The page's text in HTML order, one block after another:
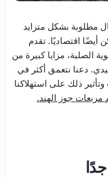
مطلوبة بشكل متزايد
أيضًا اقتصاديًا. تقدم
الصلبة، مزايا كبيرة من
دعنا نتعمق أكثر في
ذلك على استهلاكنا
مربعات جوز الهند.